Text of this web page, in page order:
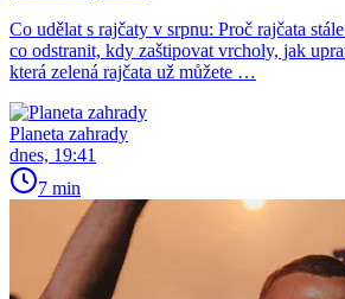
Co udělat s rajčaty v srpnu: Proč rajčata
co odstranit, kdy zaštipovat vrcholy, jak
která zelená rajčata už můžete …
Planeta zahrady
dnes, 19:41
7 min